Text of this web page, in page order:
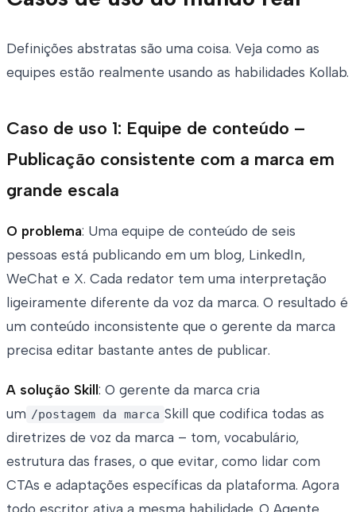
Definições abstratas são uma coisa. Veja como as
equipes estão realmente usando as habilidades Kollab.
Caso de uso 1: Equipe de conteúdo –
Publicação consistente com a marca em
grande escala
O problema: Uma equipe de conteúdo de seis
pessoas está publicando em um blog, LinkedIn,
WeChat e X. Cada redator tem uma interpretação
ligeiramente diferente da voz da marca. O resultado é
um conteúdo inconsistente que o gerente da marca
precisa editar bastante antes de publicar.
A solução Skill: O gerente da marca cria
um /postagem da marca Skill que codifica todas as
diretrizes de voz da marca – tom, vocabulário,
estrutura das frases, o que evitar, como lidar com
CTAs e adaptações específicas da plataforma. Agora
todo escritor ativa a mesma habilidade. O Agente